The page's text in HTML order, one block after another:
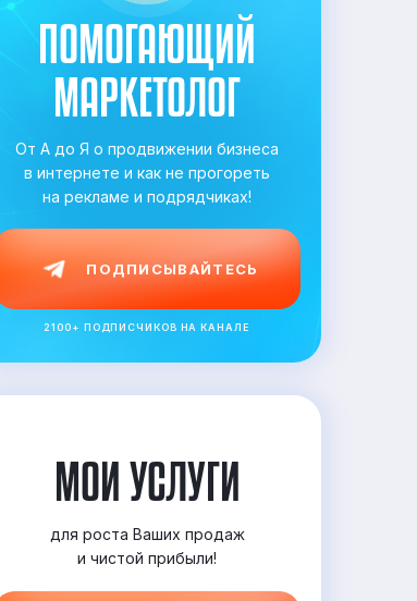
ПОМОГАЮЩИЙ
МАРКЕТОЛОГ
От А до Я о продвижении бизнеса
в интернете и как не прогореть
на рекламе и подрядчиках!
ПОДПИСЫВАЙТЕСЬ
2100+ ПОДПИСЧИКОВ НА КАНАЛЕ
МОИ УСЛУГИ
для роста Ваших продаж
и чистой прибыли!